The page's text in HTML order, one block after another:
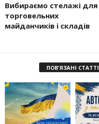
Вибираємо стелажі для
торговельних
майданчиків і складів
ПОВ'ЯЗАНІ СТАТТІ